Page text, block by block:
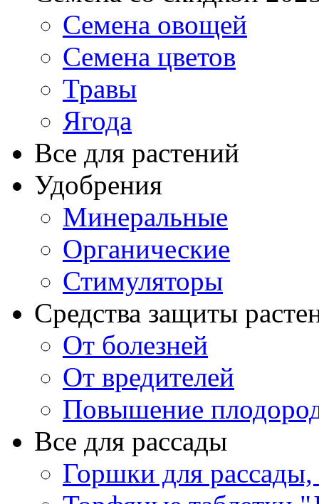
Семена овощей
Семена цветов
Травы
Ягода
Все для растений
Удобрения
Минеральные
Органические
Стимуляторы
Средства защиты
От болезней
От вредителей
Повышение
Все для рассады
Горшки для рассады,